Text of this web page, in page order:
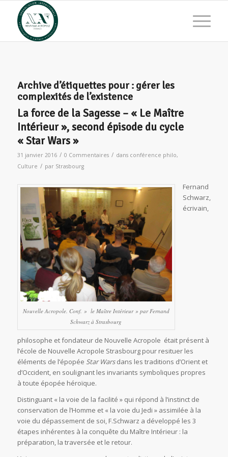
Archive d’étiquettes pour : gérer les
complexités de l’existence
La force de la Sagesse – « Le Maître
Intérieur », second épisode du cycle
« Star Wars »
31 janvier 2016 / 0 Commentaires / dans conférence philo,
Culture / par Strasbourg
Nouvelle Acropole. Conf. » le Maître Intérieur » par Fernand
Schwarz à Strasbourg
Fernand
Schwarz,
écrivain,
philosophe et fondateur de Nouvelle Acropole était présent à
l’école de Nouvelle Acropole Strasbourg pour resituer les
éléments de l’épopée Star Warsdans les traditions d’Orient et
d’Occident, en soulignant les invariants symboliques propres
à toute épopée héroïque.
Distinguant « la voie de la facilité » qui répond à l’instinct de
conservation de l’Homme et « la voie du Jedi » assimilée à la
voie du dépassement de soi, F.Schwarz a développé les 3
étapes inhérentes à la conquête du Maître Intérieur : la
préparation, la traversée et le retour.